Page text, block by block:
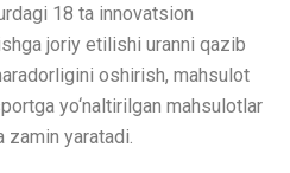
18 ta innovatsion
joriy etilishi uranni qazib
oshirish, mahsulot
yo‘naltirilgan mahsulotlar
zamin yaratadi.